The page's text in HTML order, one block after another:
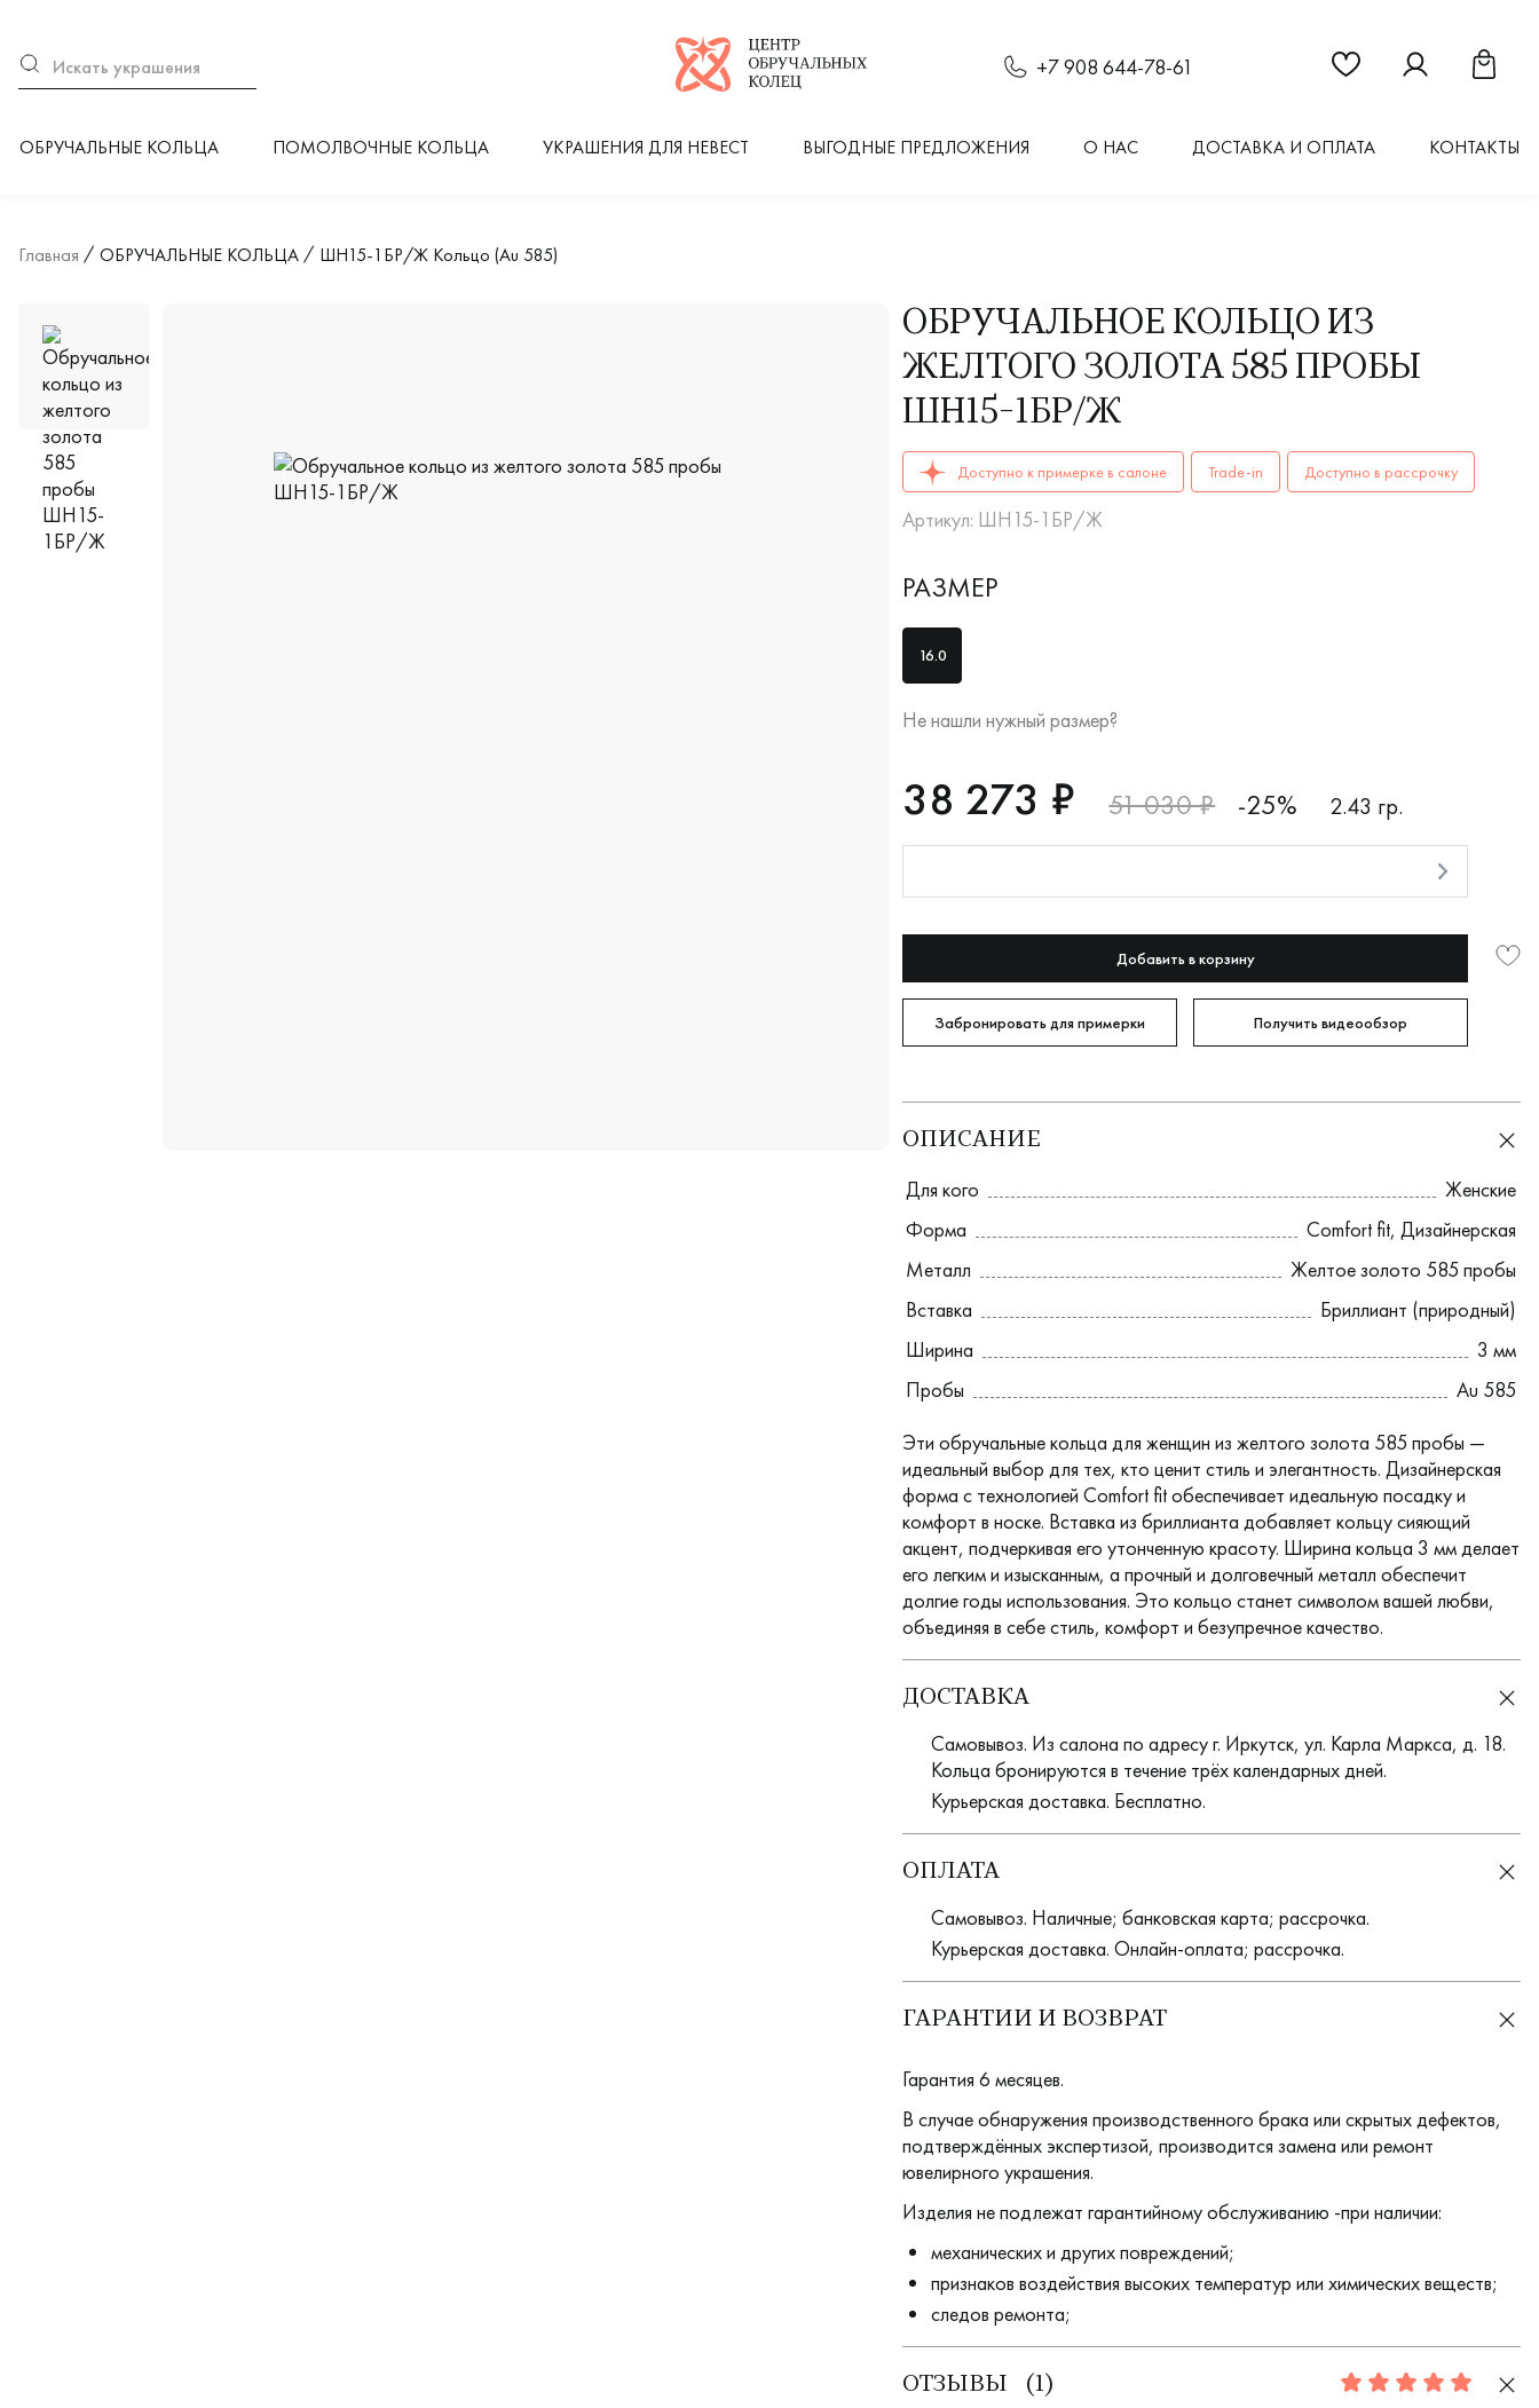
Логотип компании
+7 908 644-78-61 Ссылка на страницу
Ссылка наСсылка
ОБРУЧАЛЬНЫЕ КОЛЬЦА ПОМОЛВОЧНЫЕ КОЛЬЦА УКРАШЕНИЯ ДЛЯ НЕВЕСТ ВЫГОДНЫЕ ПРЕДЛОЖЕНИЯ О НАС ДОСТАВКА И ОПЛАТА КОНТАКТЫ
Главная ОБРУЧАЛЬНЫЕ КОЛЬЦА ШН15-1БР/Ж Кольцо (Au 585)
ОБРУЧАЛЬНОЕ КОЛЬЦО ИЗ
ЖЕЛТОГО ЗОЛОТА 585 ПРОБЫ
ШН15-1БР/Ж
ОБРУЧАЛЬНЫЕ КОЛЬЦА женские ШН15-1БР/Ж AU 585 купить в Иркутске.
Доступно к примерке в салоне Trade-in Доступно в рассрочку
Артикул: ШН15-1БР/Ж
РАЗМЕР
16.0
Не нашли нужный размер?
RUB
38273
38 273 ₽ 51 030 ₽ -25% 2.43 гр.
Добавить в корзину
Забронировать для примерки Получить видеообзор
ОПИСАНИЕ
Для кого
Женские
Форма
Comfort fit,Дизайнерская
Металл
Желтое золото 585 пробы
Вставка
Бриллиант (природный)
Ширина
3 мм
Пробы
Au 585
Эти обручальные кольца для женщин из желтого золота 585 пробы —
идеальный выбор для тех, кто ценит стиль и элегантность. Дизайнерская
форма с технологией Comfort fit обеспечивает идеальную посадку и
комфорт в носке. Вставка из бриллианта добавляет кольцу сияющий
акцент, подчеркивая его утонченную красоту. Ширина кольца 3 мм делает
его легким и изысканным, а прочный и долговечный металл обеспечит
долгие годы использования. Это кольцо станет символом вашей любви,
объединяя в себе стиль, комфорт и безупречное качество.
ДОСТАВКА
Самовывоз. Из салона по адресу г. Иркутск, ул. Карла Маркса, д. 18.
Кольца бронируются в течение трёх календарных дней.
Курьерская доставка. Бесплатно.
ОПЛАТА
Самовывоз. Наличные; банковская карта; рассрочка.
Курьерская доставка. Онлайн-оплата; рассрочка.
ГАРАНТИИ И ВОЗВРАТ
Гарантия 6 месяцев.
В случае обнаружения производственного брака или скрытых дефектов,
подтверждённых экспертизой, производится замена или ремонт
ювелирного украшения.
Изделия не подлежат гарантийному обслуживанию -при наличии:
механических и других повреждений;
признаков воздействия высоких температур или химических веществ;
следов ремонта;
ОТЗЫВЫ ( 1 ) 5.0